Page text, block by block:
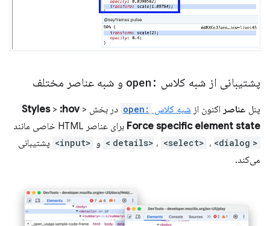
پشتیبانی از شبه کلاس :open و شبه عناصر مختلف
پنل عناصر اکنون از شبه کلاس :open در بخش Styles> :hov>
Force specific element state برای عناصر HTML خاصی مانند
<details> ، <select> ، <dialog> و <input>
پشتیبانی
می‌کند.